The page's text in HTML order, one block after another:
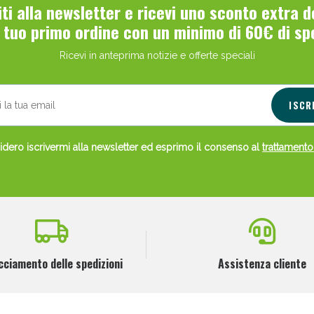
alla newsletter e ricevi uno sconto extra
primo ordine con un minimo di 60€ di
Ricevi in anteprima notizie e offerte speciali
iscrivermi alla newsletter ed esprimo il consenso al
delle spedizioni Assistenza cliente
Urinarie e Prostata: Sconti fino al 45%
Intestinale: Sconto fino al 55% valido